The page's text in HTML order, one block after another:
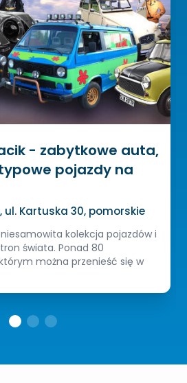
- zabytkowe auta,
pojazdy na
ul. Kartuska 30, pomorskie
kolekcja pojazdów i
świata. Ponad 80
można przenieść się w